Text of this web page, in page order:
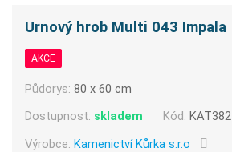
Urnový hrob Multi 043 Impala
AKCE
Půdorys:80 x 60 cm
Dostupnost: skladem Kód: KAT382
Výrobce:Kamenictví Kůrka s.r.o